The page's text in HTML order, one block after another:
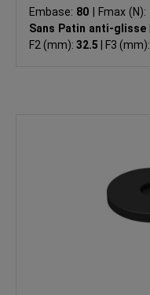
Embase: 80 Fmax (N):
Sans Patin anti-glisse
F2 (mm): 32.5 F3 (mm):